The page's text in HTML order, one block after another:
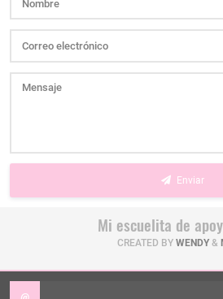
Enviar
Mi escuelita de
CREATED BY WENDY&